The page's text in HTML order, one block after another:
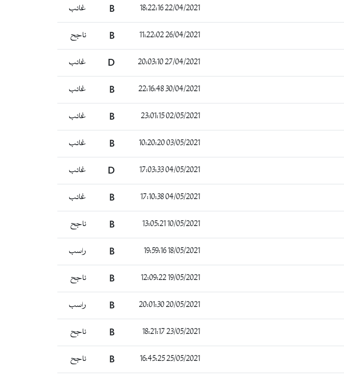
22/04/2021 18:22:16
B غائب
26/04/2021 11:22:02
B ناجح
27/04/2021 20:03:10
D غائب
30/04/2021 22:16:48
B غائب
02/05/2021 23:01:15
B غائب
03/05/2021 10:20:20
B غائب
04/05/2021 17:03:33
D غائب
04/05/2021 17:10:38
B غائب
10/05/2021 13:05:21
B ناجح
18/05/2021 19:59:16
B راسب
19/05/2021 12:09:22
B ناجح
20/05/2021 20:01:30
B راسب
23/05/2021 18:21:17
B ناجح
25/05/2021 16:45:25
B ناجح